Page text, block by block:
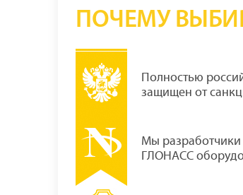
ПОЧЕМУ
Полностью
защищен от
Мы
ГЛОНАСС